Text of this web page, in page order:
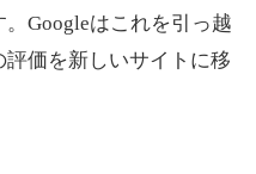
Googleはこれを引っ越
価を新しいサイトに移